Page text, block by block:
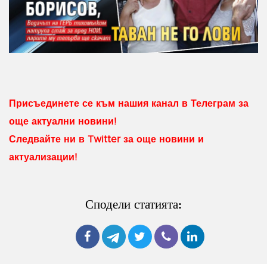
Присъединете се към нашия канал в Телеграм за
още актуални новини!
Следвайте ни в Twitter за още новини и
актуализации!
Сподели статията: